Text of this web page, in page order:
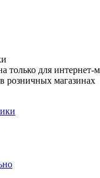
только для интернет-
розничных магазинах